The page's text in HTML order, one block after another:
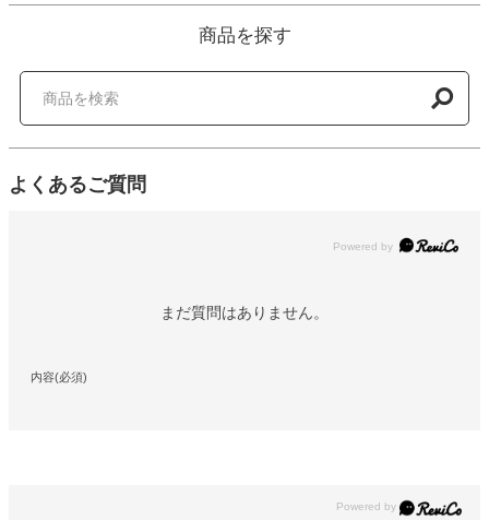
商品を探す
よくあるご質問
Powered by
まだ質問はありません。
内容(必須)